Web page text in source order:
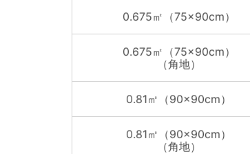
0.675㎡（75×90cm）
0.675㎡（75×90cm）
（角地）
0.81㎡（90×90cm）
0.81㎡（90×90cm）
（角地）